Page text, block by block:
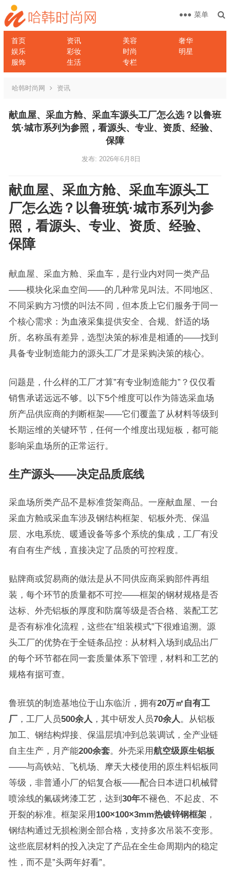
首页 资讯 美容
奢华
娱乐
彩妆 时尚
明星
服饰
生活 专栏
菜单
哈韩时尚网 资讯
献血屋、采血方舱、采血车源头工厂怎么选？以鲁班
筑·城市系列为参照，看源头、专业、资质、经验、
保障
发布: 2026年6月8日
献血屋、采血方舱、采血车源头工
厂怎么选？以鲁班筑·城市系列为参
照，看源头、专业、资质、经验、
保障
献血屋、采血方舱、采血车，是行业内对同一类产品
——模块化采血空间——的几种常见叫法。不同地区、
不同采购方习惯的叫法不同，但本质上它们服务于同一
个核心需求：为血液采集提供安全、合规、舒适的场
所。名称虽有差异，选型决策的标准是相通的——找到
具备专业制造能力的源头工厂才是采购决策的核心。
问题是，什么样的工厂才算”有专业制造能力”？仅仅看
销售承诺远远不够。以下5个维度可以作为筛选采血场
所产品供应商的判断框架——它们覆盖了从材料等级到
长期运维的关键环节，任何一个维度出现短板，都可能
影响采血场所的正常运行。
生产源头——决定品质底线
采血场所类产品不是标准货架商品。一座献血屋、一台
采血方舱或采血车涉及钢结构框架、铝板外壳、保温
层、水电系统、暖通设备等多个系统的集成，工厂有没
有自有生产线，直接决定了品质的可控程度。
贴牌商或贸易商的做法是从不同供应商采购部件再组
装，每个环节的质量都不可控——框架的钢材规格是否
达标、外壳铝板的厚度和防腐等级是否合格、装配工艺
是否有标准化流程，这些在”组装模式”下很难追溯。源
头工厂的优势在于全链条品控：从材料入场到成品出厂
的每个环节都在同一套质量体系下管理，材料和工艺的
规格有据可查。
鲁班筑的制造基地位于山东临沂，拥有20万㎡自有工
厂，工厂人员500余人 ，其中研发人员70余人 。从铝板
加工、钢结构焊接、保温层填冲到总装调试，全产业链
自主生产，月产能200余套。外壳采用航空级原生铝板
——与高铁站、飞机场、摩天大楼使用的原生料铝板同
等级，非普通小厂的铝复合板——配合日本进口机械臂
喷涂线的氟碳烤漆工艺，达到 30年不褪色、不起皮、不
开裂的标准。框架采用 100×100×3mm热镀锌钢框架，
钢结构通过无损检测全部合格，支持多次吊装不变形。
这些底层材料的投入决定了产品在全生命周期内的稳定
性，而不是”头两年好看”。